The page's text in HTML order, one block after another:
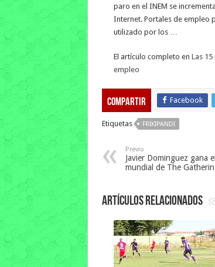
paro en el INEM se
Internet. Portales de empleo
utilizado por los …
El artículo completo en Las
empleo
Compartir Facebook
Etiquetas FRIKIPANDI
Previo
Javier Dominguez gana el
mundial de The
Artículos relacionados